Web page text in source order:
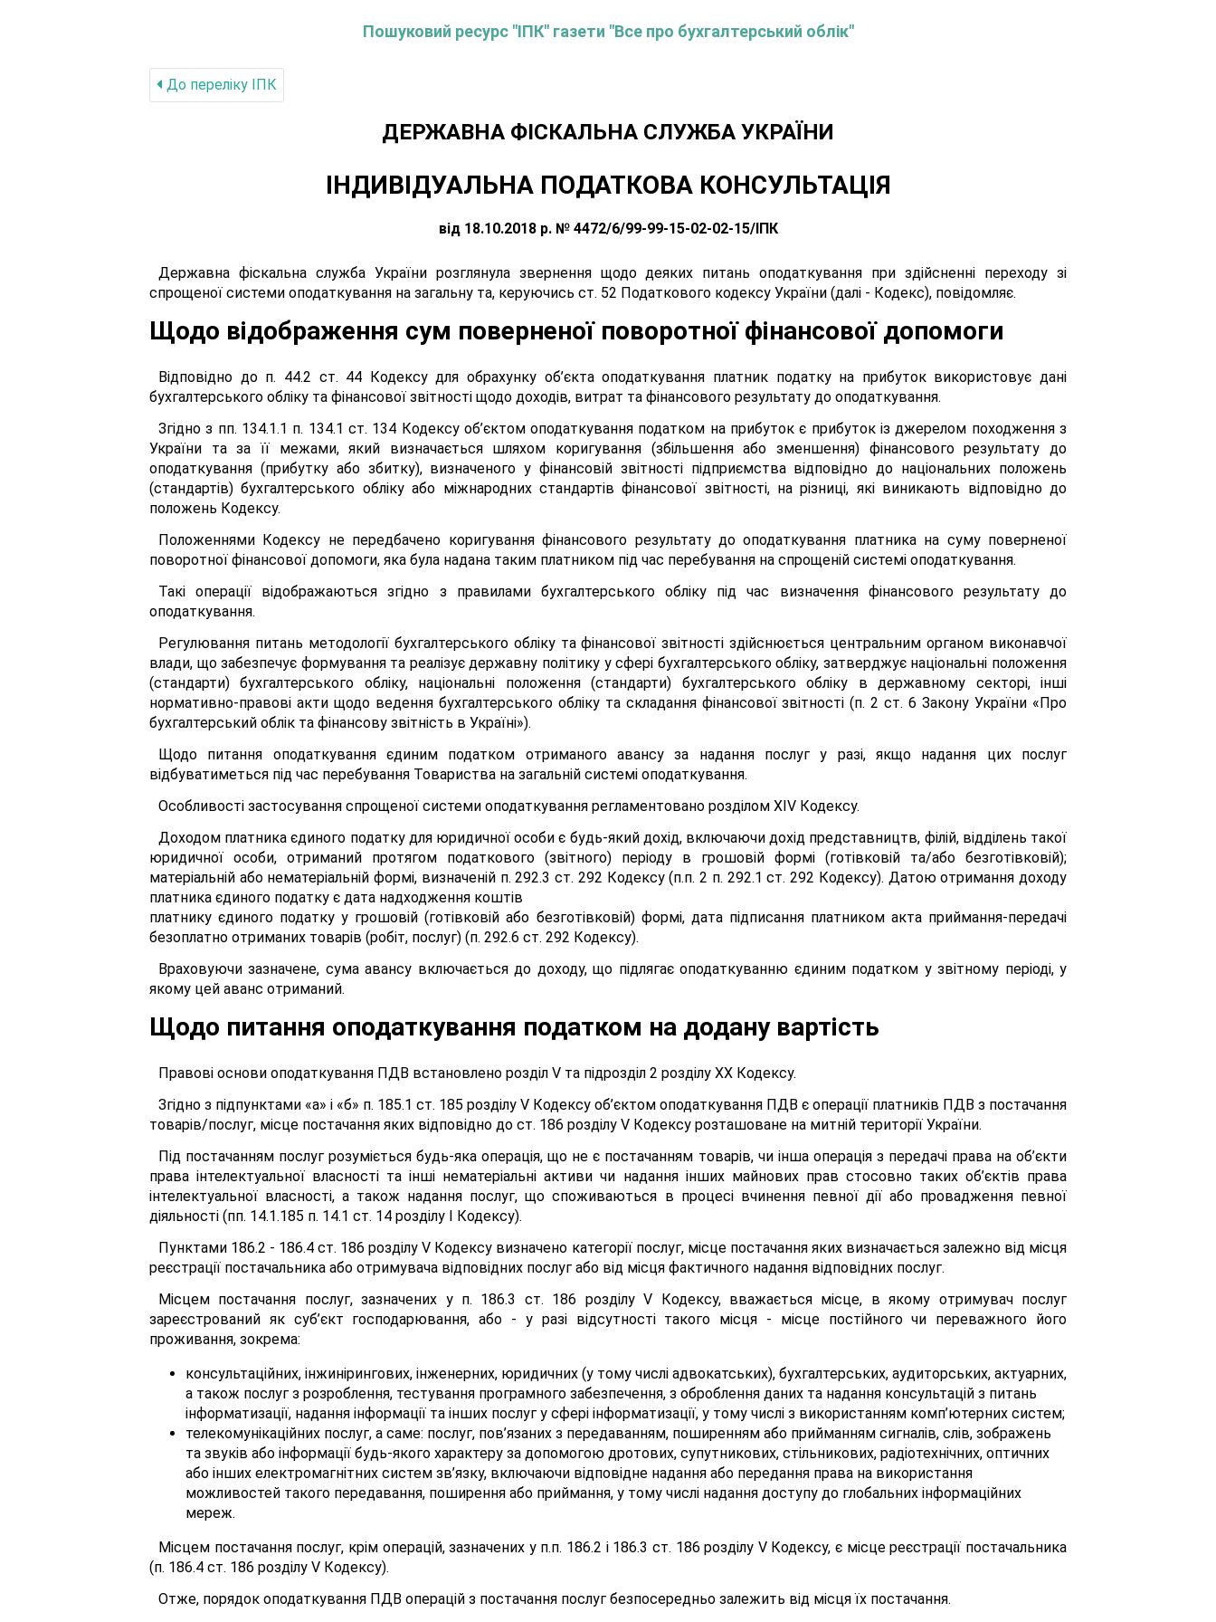
Пошуковий ресурс "ІПК" газети "Все про бухгалтерський облік"
До переліку IПК
ДЕРЖАВНА ФІСКАЛЬНА СЛУЖБА УКРАЇНИ
ІНДИВІДУАЛЬНА ПОДАТКОВА КОНСУЛЬТАЦІЯ
від 18.10.2018 р. № 4472/6/99-99-15-02-02-15/ІПК
Державна фіскальна служба України розглянула звернення щодо деяких питань оподаткування при здійсненні переходу зі
спрощеної системи оподаткування на загальну та, керуючись ст. 52 Податкового кодексу України (далі - Кодекс), повідомляє.
Щодо відображення сум поверненої поворотної фінансової допомоги
Відповідно до п. 44.2 ст. 44 Кодексу для обрахунку об’єкта оподаткування платник податку на прибуток використовує дані
бухгалтерського обліку та фінансової звітності щодо доходів, витрат та фінансового результату до оподаткування.
Згідно з пп. 134.1.1 п. 134.1 ст. 134 Кодексу об’єктом оподаткування податком на прибуток є прибуток із джерелом походження з
України та за її межами, який визначається шляхом коригування (збільшення або зменшення) фінансового результату до
оподаткування (прибутку або збитку), визначеного у фінансовій звітності підприємства відповідно до національних положень
(стандартів) бухгалтерського обліку або міжнародних стандартів фінансової звітності, на різниці, які виникають відповідно до
положень Кодексу.
Положеннями Кодексу не передбачено коригування фінансового результату до оподаткування платника на суму поверненої
поворотної фінансової допомоги, яка була надана таким платником під час перебування на спрощеній системі оподаткування.
Такі операції відображаються згідно з правилами бухгалтерського обліку під час визначення фінансового результату до
оподаткування.
Регулювання питань методології бухгалтерського обліку та фінансової звітності здійснюється центральним органом виконавчої
влади, що забезпечує формування та реалізує державну політику у сфері бухгалтерського обліку, затверджує національні положення
(стандарти) бухгалтерського обліку, національні положення (стандарти) бухгалтерського обліку в державному секторі, інші
нормативно-правові акти щодо ведення бухгалтерського обліку та складання фінансової звітності (п. 2 ст. 6 Закону України «Про
бухгалтерський облік та фінансову звітність в Україні»).
Щодо питання оподаткування єдиним податком отриманого авансу за надання послуг у разі, якщо надання цих послуг
відбуватиметься під час перебування Товариства на загальній системі оподаткування.
Особливості застосування спрощеної системи оподаткування регламентовано розділом XIV Кодексу.
Доходом платника єдиного податку для юридичної особи є будь-який дохід, включаючи дохід представництв, філій, відділень такої
юридичної особи, отриманий протягом податкового (звітного) періоду в грошовій формі (готівковій та/або безготівковій);
матеріальній або нематеріальній формі, визначеній п. 292.3 ст. 292 Кодексу (п.п. 2 п. 292.1 ст. 292 Кодексу). Датою отримання доходу
платника єдиного податку є дата надходження коштів
платнику єдиного податку у грошовій (готівковій або безготівковій) формі, дата підписання платником акта приймання-передачі
безоплатно отриманих товарів (робіт, послуг) (п. 292.6 ст. 292 Кодексу).
Враховуючи зазначене, сума авансу включається до доходу, що підлягає оподаткуванню єдиним податком у звітному періоді, у
якому цей аванс отриманий.
Щодо питання оподаткування податком на додану вартість
Правові основи оподаткування ПДВ встановлено розділ V та підрозділ 2 розділу XX Кодексу.
Згідно з підпунктами «а» і «б» п. 185.1 ст. 185 розділу V Кодексу об’єктом оподаткування ПДВ є операції платників ПДВ з постачання
товарів/послуг, місце постачання яких відповідно до ст. 186 розділу V Кодексу розташоване на митній території України.
Під постачанням послуг розуміється будь-яка операція, що не є постачанням товарів, чи інша операція з передачі права на об’єкти
права інтелектуальної власності та інші нематеріальні активи чи надання інших майнових прав стосовно таких об’єктів права
інтелектуальної власності, а також надання послуг, що споживаються в процесі вчинення певної дії або провадження певної
діяльності (пп. 14.1.185 п. 14.1 ст. 14 розділу І Кодексу).
Пунктами 186.2 - 186.4 ст. 186 розділу V Кодексу визначено категорії послуг, місце постачання яких визначається залежно від місця
реєстрації постачальника або отримувача відповідних послуг або від місця фактичного надання відповідних послуг.
Місцем постачання послуг, зазначених у п. 186.3 ст. 186 розділу V Кодексу, вважається місце, в якому отримувач послуг
зареєстрований як суб’єкт господарювання, або - у разі відсутності такого місця - місце постійного чи переважного його
проживання, зокрема:
консультаційних, інжинірингових, інженерних, юридичних (у тому числі адвокатських), бухгалтерських, аудиторських, актуарних,
а також послуг з розроблення, тестування програмного забезпечення, з оброблення даних та надання консультацій з питань
інформатизації, надання інформації та інших послуг у сфері інформатизації, у тому числі з використанням комп’ютерних систем;
телекомунікаційних послуг, а саме: послуг, пов’язаних з передаванням, поширенням або прийманням сигналів, слів, зображень
та звуків або інформації будь-якого характеру за допомогою дротових, супутникових, стільникових, радіотехнічних, оптичних
або інших електромагнітних систем зв’язку, включаючи відповідне надання або передання права на використання
можливостей такого передавання, поширення або приймання, у тому числі надання доступу до глобальних інформаційних
мереж.
Місцем постачання послуг, крім операцій, зазначених у п.п. 186.2 і 186.3 ст. 186 розділу V Кодексу, є місце реєстрації постачальника
(п. 186.4 ст. 186 розділу V Кодексу).
Отже, порядок оподаткування ПДВ операцій з постачання послуг безпосередньо залежить від місця їх постачання.